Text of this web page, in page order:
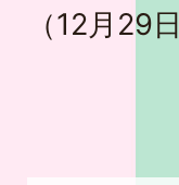
（12月29